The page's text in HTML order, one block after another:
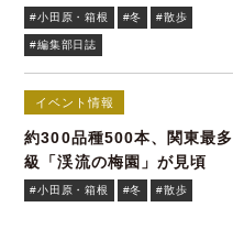
#小田原・箱根 #冬 #散歩
#編集部日誌
イベント情報
約300品種500本、関東最多
級「渓流の梅園」が見頃
#小田原・箱根 #冬 #散歩